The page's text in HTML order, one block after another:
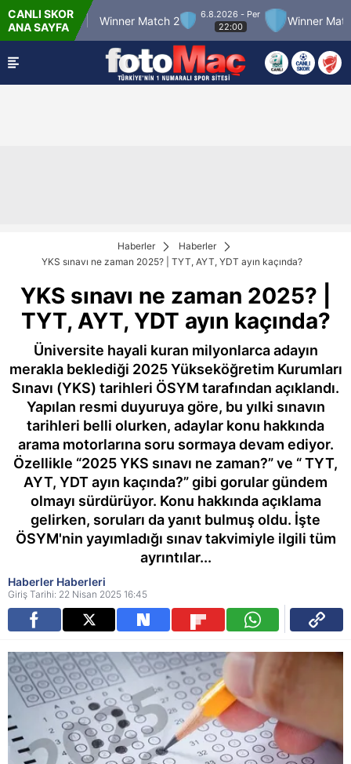
CANLI SKOR
ANA SAYFA
12 Winner Match 2
6.8.2026 - Per
22:00
Winner Match 3
Haberler
Haberler
YKS sınavı ne zaman 2025? | TYT, AYT, YDT ayın kaçında?
YKS sınavı ne zaman 2025? |
TYT, AYT, YDT ayın kaçında?
Üniversite hayali kuran milyonlarca adayın
merakla beklediği 2025 Yükseköğretim Kurumları
Sınavı (YKS) tarihleri ÖSYM tarafından açıklandı.
Yapılan resmi duyuruya göre, bu yılki sınavın
tarihleri belli olurken, adaylar konu hakkında
arama motorlarına soru sormaya devam ediyor.
Özellikle “2025 YKS sınavı ne zaman?” ve “ TYT,
AYT, YDT ayın kaçında?” gibi gorular gündem
olmayı sürdürüyor. Konu hakkında açıklama
gelirken, soruları da yanıt bulmuş oldu. İşte
ÖSYM'nin yayımladığı sınav takvimiyle ilgili tüm
ayrıntılar...
Haberler Haberleri
Giriş Tarihi: 22 Nisan 2025 16:45